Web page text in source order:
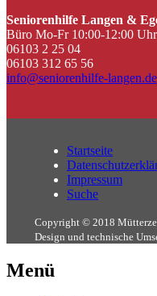
Seniorenhilfe Langen &
Büro Mo-Fr 10:00-12:00 Uhr
06103 2 25 04
06103 312 65 56
info@seniorenhilfe-langen.de
Startseite
Impressum
Suche
Copyright © 2018
Design und technische
Menü